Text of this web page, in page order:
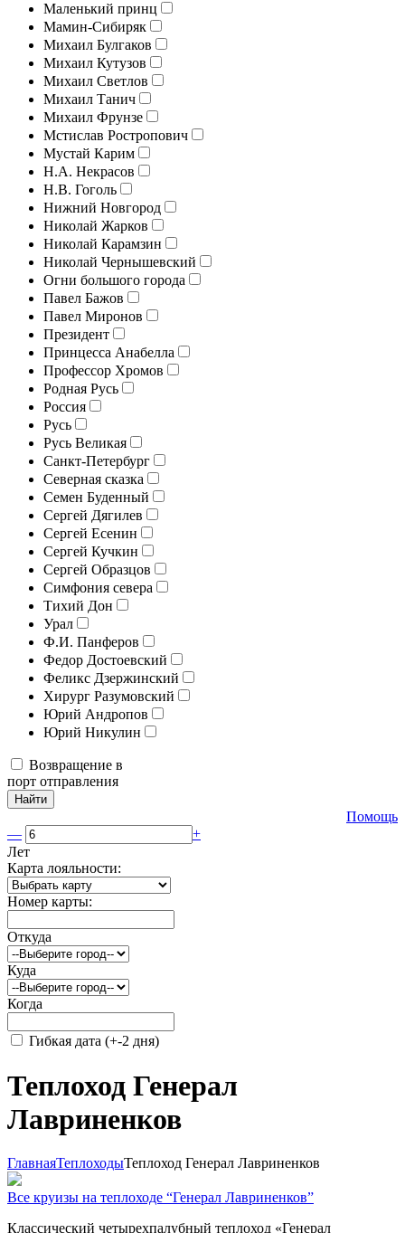
Маленький принц
Мамин-Сибиряк
Михаил Булгаков
Михаил Кутузов
Михаил Светлов
Михаил Танич
Михаил Фрунзе
Мстислав Ростропович
Мустай Карим
Н.А. Некрасов
Н.В. Гоголь
Нижний Новгород
Николай Жарков
Николай Карамзин
Николай Чернышевский
Огни большого города
Павел Бажов
Павел Миронов
Президент
Принцесса Анабелла
Профессор Хромов
Родная Русь
Россия
Русь
Русь Великая
Санкт-Петербург
Северная сказка
Семен Буденный
Сергей Дягилев
Сергей Есенин
Сергей Кучкин
Сергей Образцов
Симфония севера
Тихий Дон
Урал
Ф.И. Панферов
Федор Достоевский
Феликс Дзержинский
Хирург Разумовский
Юрий Андропов
Юрий Никулин
Возвращение в
порт отправления
Найти
Помощь
—
+
Лет
Карта лояльности:
Номер карты:
Откуда
Куда
Когда
Гибкая дата (+-2 дня)
Теплоход Генерал
Лавриненков
ГлавнаяТеплоходыТеплоход Генерал Лавриненков
Все круизы на теплоходе “Генерал Лавриненков”
Классический четырехпалубный теплоход «Генерал